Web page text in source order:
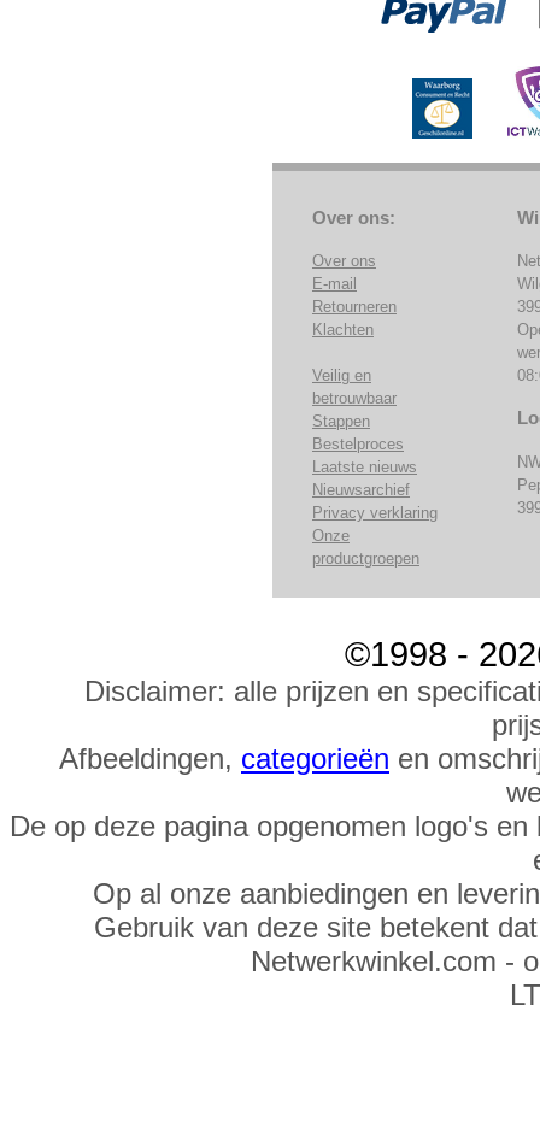
Over ons:
Over ons
E-mail
Retourneren
Klachten
Veilig en
betrouwbaar
Stappen
Bestelproces
Laatste nieuws
Nieuwsarchief
Privacy verklaring
Onze
productgroepen
©1998 -
Disclaimer: alle prijzen en
Afbeeldingen, categorieën en
De op deze pagina opgenomen logo's
Op al onze aanbiedingen en
Gebruik van deze site betekent
Netwerkwinkel.com -